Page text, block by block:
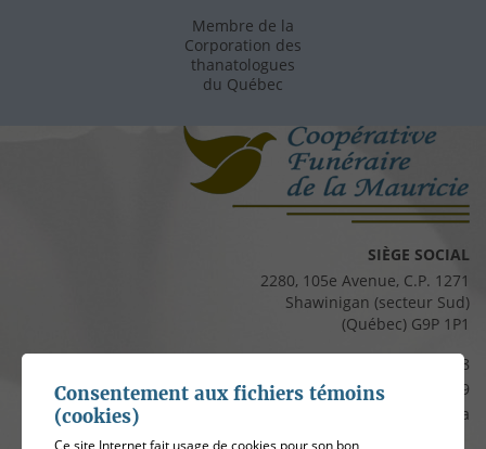
Membre de la
Corporation des
thanatologues
du Québec
SIÈGE SOCIAL
2280, 105e Avenue, C.P. 1271
Shawinigan (secteur Sud)
(Québec) G9P 1P1
819 537-8828
Télécopieur :819 537-8829
clients@cfmauricie.ca
Consentement aux fichiers témoins
(cookies)
Ce site Internet fait usage de cookies pour son bon